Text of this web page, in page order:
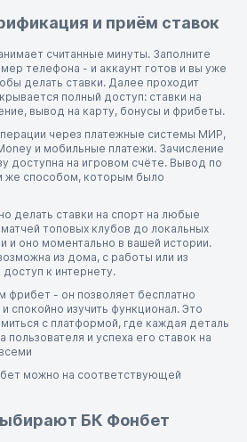
и приём ставок
считанные минуты. Заполните
телефона - и аккаунт готов и вы уже
делать ставки. Далее проходит
полный доступ: ставки на
вывод на карту, бонусы и фрибеты.
через платежные системы МИР,
и мобильные платежи. Зачисление
доступна на игровом счёте. Вывод по
же способом, которым было
делать ставки на спорт на любые
топовых клубов до локальных
и оно моментально в вашей истории.
из дома, с работы или из
к интернету.
- он позволяет бесплатно
спокойно изучить функционал. Это
с платформой, где каждая деталь
и успеха его ставок на
можно на соответствующей
БК Фонбет